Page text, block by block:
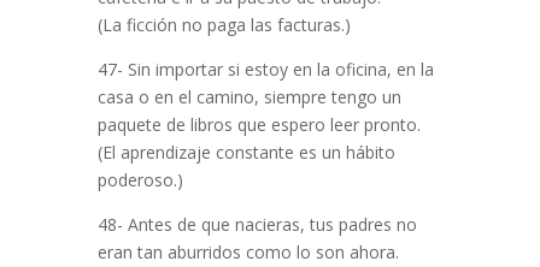
(La ficción no paga las facturas.)
47- Sin importar si estoy en la oficina, en la
casa o en el camino, siempre tengo un
paquete de libros que espero leer pronto.
(El aprendizaje constante es un hábito
poderoso.)
48- Antes de que nacieras, tus padres no
eran tan aburridos como lo son ahora.